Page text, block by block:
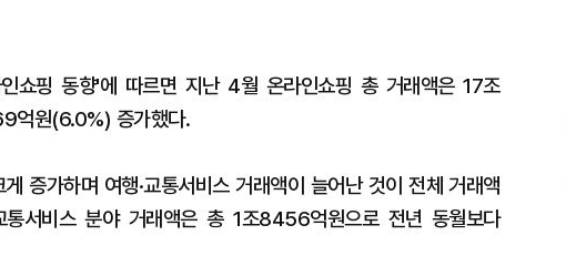
쇼핑 동향'에 따르면 지난 4월 온라인쇼핑 총 거래액은 17조
억원(6.0%) 증가했다.
증가하며 여행·교통서비스 거래액이 늘어난 것이 전체 거래액
서비스 분야 거래액은 총 1조8456억원으로 전년 동월보다